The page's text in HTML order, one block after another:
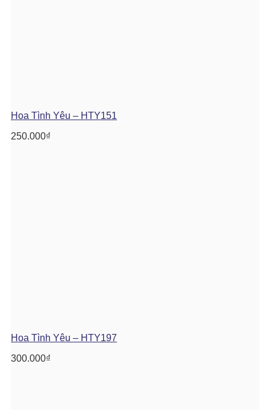
Hoa Tình Yêu – HTY151
250.000₫
Hoa Tình Yêu – HTY197
300.000₫